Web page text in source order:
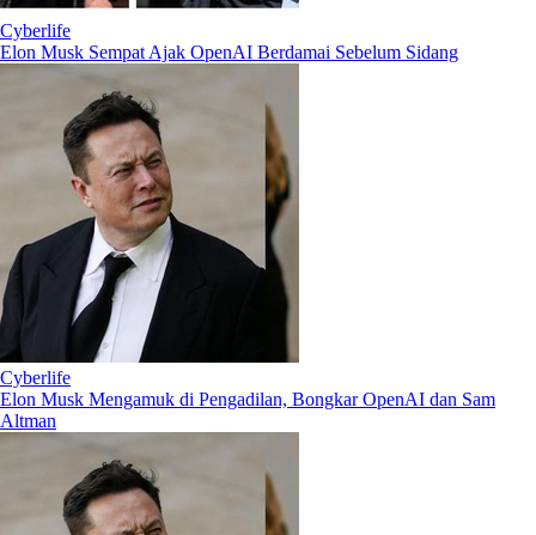
Cyberlife
Elon Musk Sempat Ajak OpenAI Berdamai Sebelum Sidang
Cyberlife
Elon Musk Mengamuk di Pengadilan, Bongkar OpenAI dan Sam
Altman